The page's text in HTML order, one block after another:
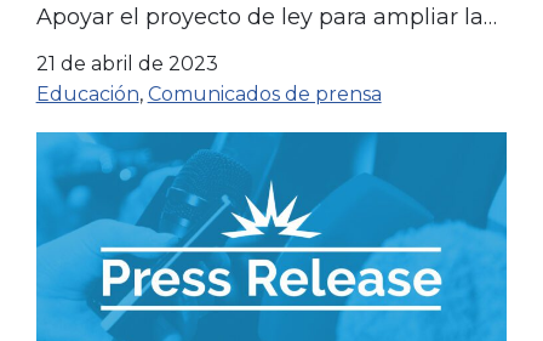
Apoyar el proyecto de ley para ampliar las
becas de oportunidad
21 de abril de 2023
Educación, Comunicados de prensa